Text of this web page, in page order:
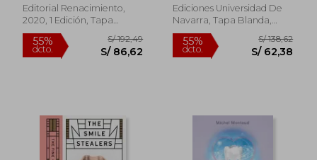
Histórica)
Editorial Renacimiento,
2020, 1 Edición, Tapa
Blanda, Nuevo
Ediciones Universidad De
Navarra, Tapa Blanda,
Nuevo